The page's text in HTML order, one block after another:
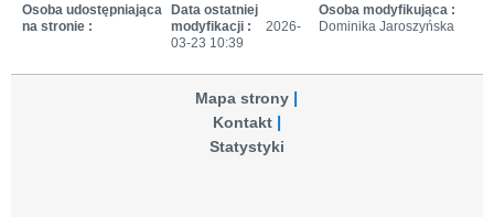
Osoba udostępniająca
na stronie :
Data ostatniej
modyfikacji :
2026-
03-23 10:39
Osoba modyfikująca :
Dominika Jaroszyńska
Mapa strony
Kontakt
Statystyki